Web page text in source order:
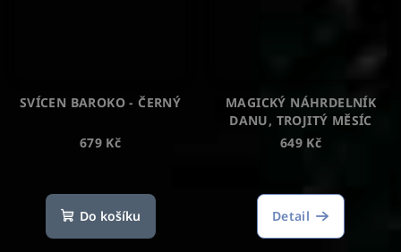
SVÍCEN BAROKO - ČERNÝ
679 Kč
hodnocení
produktu
Do košíku
MAGICKÝ NÁHRDELNÍK
DANU, TROJITÝ MĚSÍC
649 Kč
hodnocení
produktu
Detail